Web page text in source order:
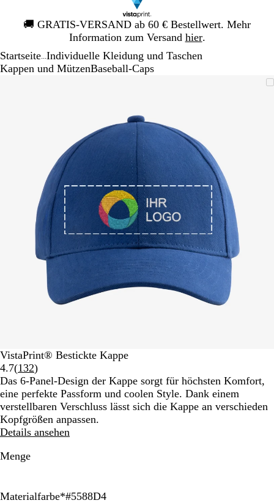
🚚 GRATIS-VERSAND ab 60 € Bestellwert. Mehr
Information zum Versand hier.
Galeriebild
1
Startseite Individuelle Kleidung und Taschen
Kappen und MützenBaseball-Caps
Tasten
und
-
zum
Zoomen
und
die
Pfeiltasten
zum
Schwenken.
VistaPrint® Bestickte Kappe
4.7(132Bewertungen
132
lesen
)
Das 6-Panel-Design der Kappe sorgt für höchsten Komfort,
eine perfekte Passform und coolen Style. Dank einem
verstellbaren Verschluss lässt sich die Kappe an verschieden
Kopfgrößen anpassen.
Details ansehen
Menge
Materialfarbe*#5588D4